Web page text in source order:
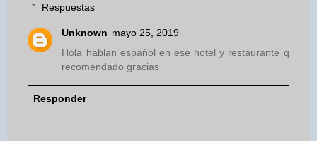
Respuestas
Unknown mayo 25, 2019
Hola hablan español en ese hotel y restaurante q
recomendado gracias
Responder